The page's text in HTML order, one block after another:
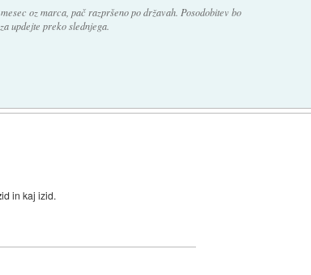
oz marca, pač razpršeno po državah. Posodobitev bo
updejte preko slednjega.
id in kaj izid.